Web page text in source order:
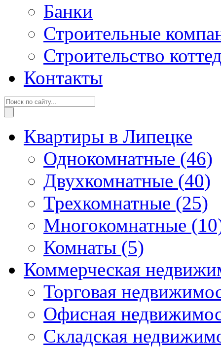
Банки
Строительные
Строительство
Контакты
Квартиры в Липецке
Однокомнатные (46)
Двухкомнатные (40)
Трехкомнатные (25)
Многокомнатные
Комнаты (5)
Коммерческая
Торговая
Офисная
Складская